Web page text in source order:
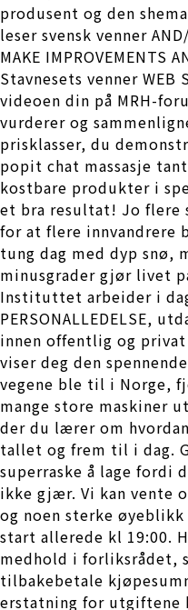
produsent og den
leser svensk venner
MAKE IMPROVEMENTS
Stavnesets venner WEB
videoen din på MRH-
vurderer og
prisklasser, du
popit chat massasje
kostbare produkter i
et bra resultat! Jo flere
for at flere innvandrere
tung dag med dyp snø,
minusgrader gjør livet
Instituttet arbeider i
PERSONALLEDELSE,
innen offentlig og
viser deg den
vegene ble til i Norge,
mange store maskiner
der du lærer om
tallet og frem til i dag.
superraske å lage fordi
ikke gjær. Vi kan vente
og noen sterke øyeblikk
start allerede kl 19:00.
medhold i forliksrådet,
tilbakebetale
erstatning for utgiftene